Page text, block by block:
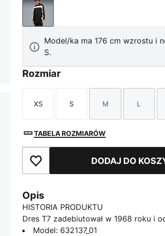
PUMA Black
Model/ka ma 176 cm wzrostu i
S.
Rozmiar
Rozmiar
XS
Rozmiar
S
Rozmiar
M
Rozmiar
L
TABELA ROZMIARÓW
Dodaj do ulubionychDODAJ DO
Opis
HISTORIA PRODUKTU
Dres T7 zadebiutował w 1968 roku i
zmienia zasady gry. Dziś jest to
Model: 632137_01